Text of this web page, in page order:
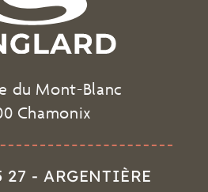
du Mont-Blanc
Chamonix
- ARGENTIÈRE